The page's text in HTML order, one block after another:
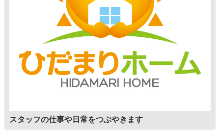
スタッフの仕事や日常をつぶやきます